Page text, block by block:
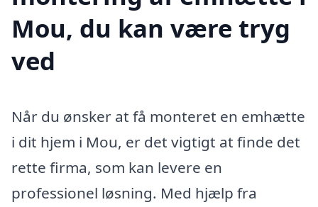
Mou, du kan være tryg
ved
Når du ønsker at få monteret en emhætte
i dit hjem i Mou, er det vigtigt at finde det
rette firma, som kan levere en
professionel løsning. Med hjælp fra